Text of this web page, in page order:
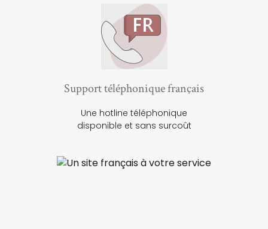
Support téléphonique français
Une hotline téléphonique
disponible et sans surcoût